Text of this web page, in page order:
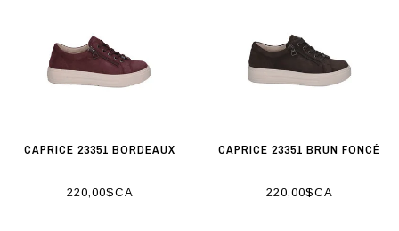
CAPRICE 23351 BORDEAUX
220,00$CA
CAPRICE 23351 BRUN FONCÉ
220,00$CA